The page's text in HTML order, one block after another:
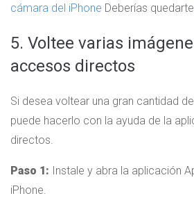
cámara del iPhone Deberías
5. Voltee varias
accesos directos
Si desea voltear una gran cantidad
puede hacerlo con la ayuda de la
directos.
Paso 1: Instale y abra la aplicación
iPhone.